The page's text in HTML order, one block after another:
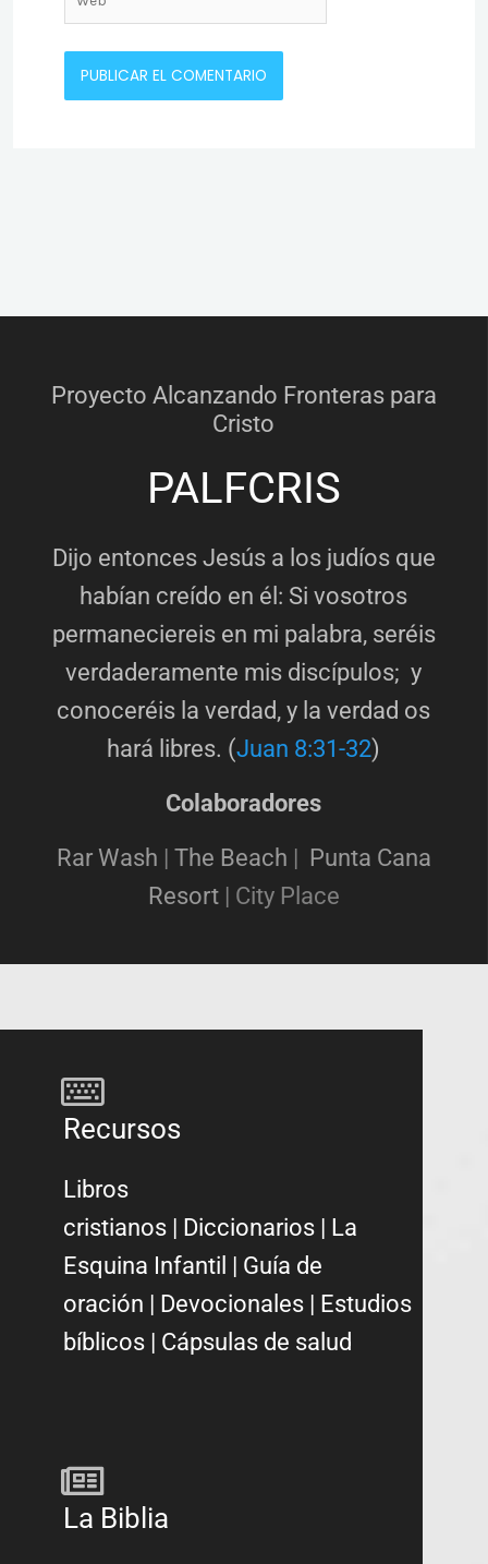
Proyecto Alcanzando Fronteras para
Cristo
PALFCRIS
Dijo entonces Jesús a los judíos que
habían creído en él: Si vosotros
permaneciereis en mi palabra, seréis
verdaderamente mis discípulos; y
conoceréis la verdad, y la verdad os
hará libres. (Juan 8:31-32)
Colaboradores
Rar Wash | The Beach | Punta Cana
Resort| City Place
Recursos
Libros
cristianos | Diccionarios | La
Esquina Infantil | Guía de
oración | Devocionales | Estudios
bíblicos | Cápsulas de salud
La Biblia